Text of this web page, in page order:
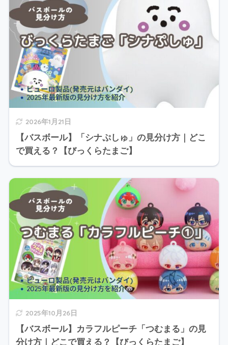
2026年1月21日
【バスボール】「シナぷしゅ」の見分け方｜どこ
で買える？【びっくらたまご】
2025年10月26日
【バスボール】カラフルピーチ「つむまる」の見
分け方｜どこで買える？【びっくらたまご】